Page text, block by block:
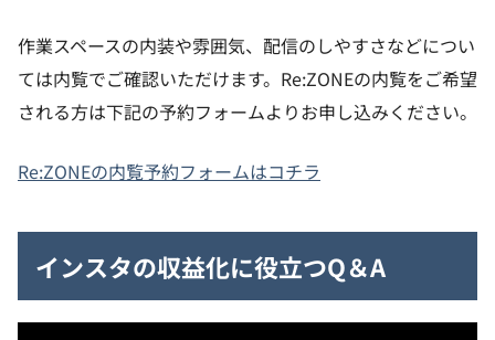
作業スペースの内装や雰囲気、配信のしやすさなどについ
ては内覧でご確認いただけます。Re:ZONEの内覧をご希望
される方は下記の予約フォームよりお申し込みください。
Re:ZONEの内覧予約フォームはコチラ
インスタの収益化に役立つQ＆A